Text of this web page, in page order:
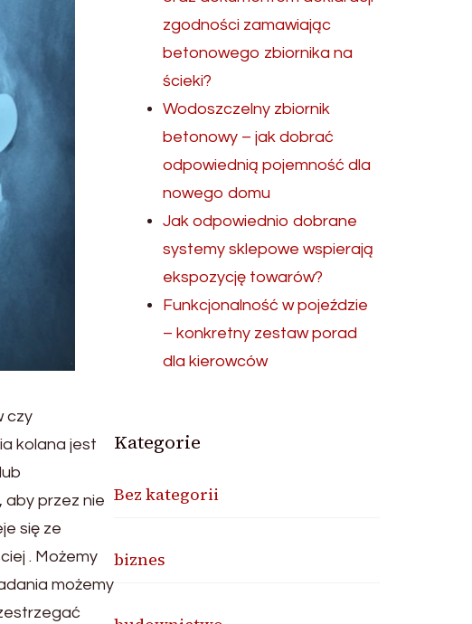
czy
kolana jest
aby przez nie
się ze
. Możemy
możemy
zgodności zamawiając
betonowego zbiornika na
ścieki?
Wodoszczelny zbiornik
betonowy – jak dobrać
odpowiednią pojemność dla
nowego domu
Jak odpowiednio dobrane
systemy sklepowe wspierają
ekspozycję towarów?
Funkcjonalność w pojeździe
– konkretny zestaw porad
dla kierowców
Kategorie
Bez kategorii
biznes